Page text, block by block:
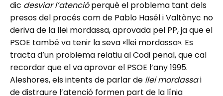
dic desviar l’atencióperquè el problema tant dels
presos del procés com de Pablo Hasél i Valtònyc no
deriva de la llei mordassa, aprovada pel PP, ja que el
PSOE també va tenir la seva «llei mordassa». Es
tracta d’un problema relatiu al Codi penal, que cal
recordar que el va aprovar el PSOE l’any 1995.
Aleshores, els intents de parlar de llei mordassai
de distraure l’atenció formen part de la línia